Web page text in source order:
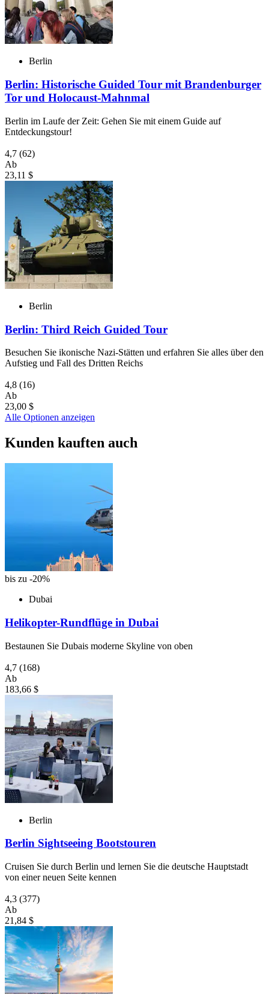
Berlin
Berlin: Historische Guided Tour mit Brandenburger
Tor und Holocaust-Mahnmal
Berlin im Laufe der Zeit: Gehen Sie mit einem Guide auf
Entdeckungstour!
4,7 (62)
Ab
23,11 $
Berlin
Berlin: Third Reich Guided Tour
Besuchen Sie ikonische Nazi-Stätten und erfahren Sie alles über den
Aufstieg und Fall des Dritten Reichs
4,8 (16)
Ab
23,00 $
Alle Optionen anzeigen
Kunden kauften auch
bis zu -20%
Dubai
Helikopter-Rundflüge in Dubai
Bestaunen Sie Dubais moderne Skyline von oben
4,7 (168)
Ab
183,66 $
Berlin
Berlin Sightseeing Bootstouren
Cruisen Sie durch Berlin und lernen Sie die deutsche Hauptstadt
von einer neuen Seite kennen
4,3 (377)
Ab
21,84 $